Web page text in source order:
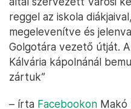
reggel az iskola
megelevenítve és
Golgotára vezető útját.
Kálvária kápolnánál
zártuk”
– írta Facebookon Makó